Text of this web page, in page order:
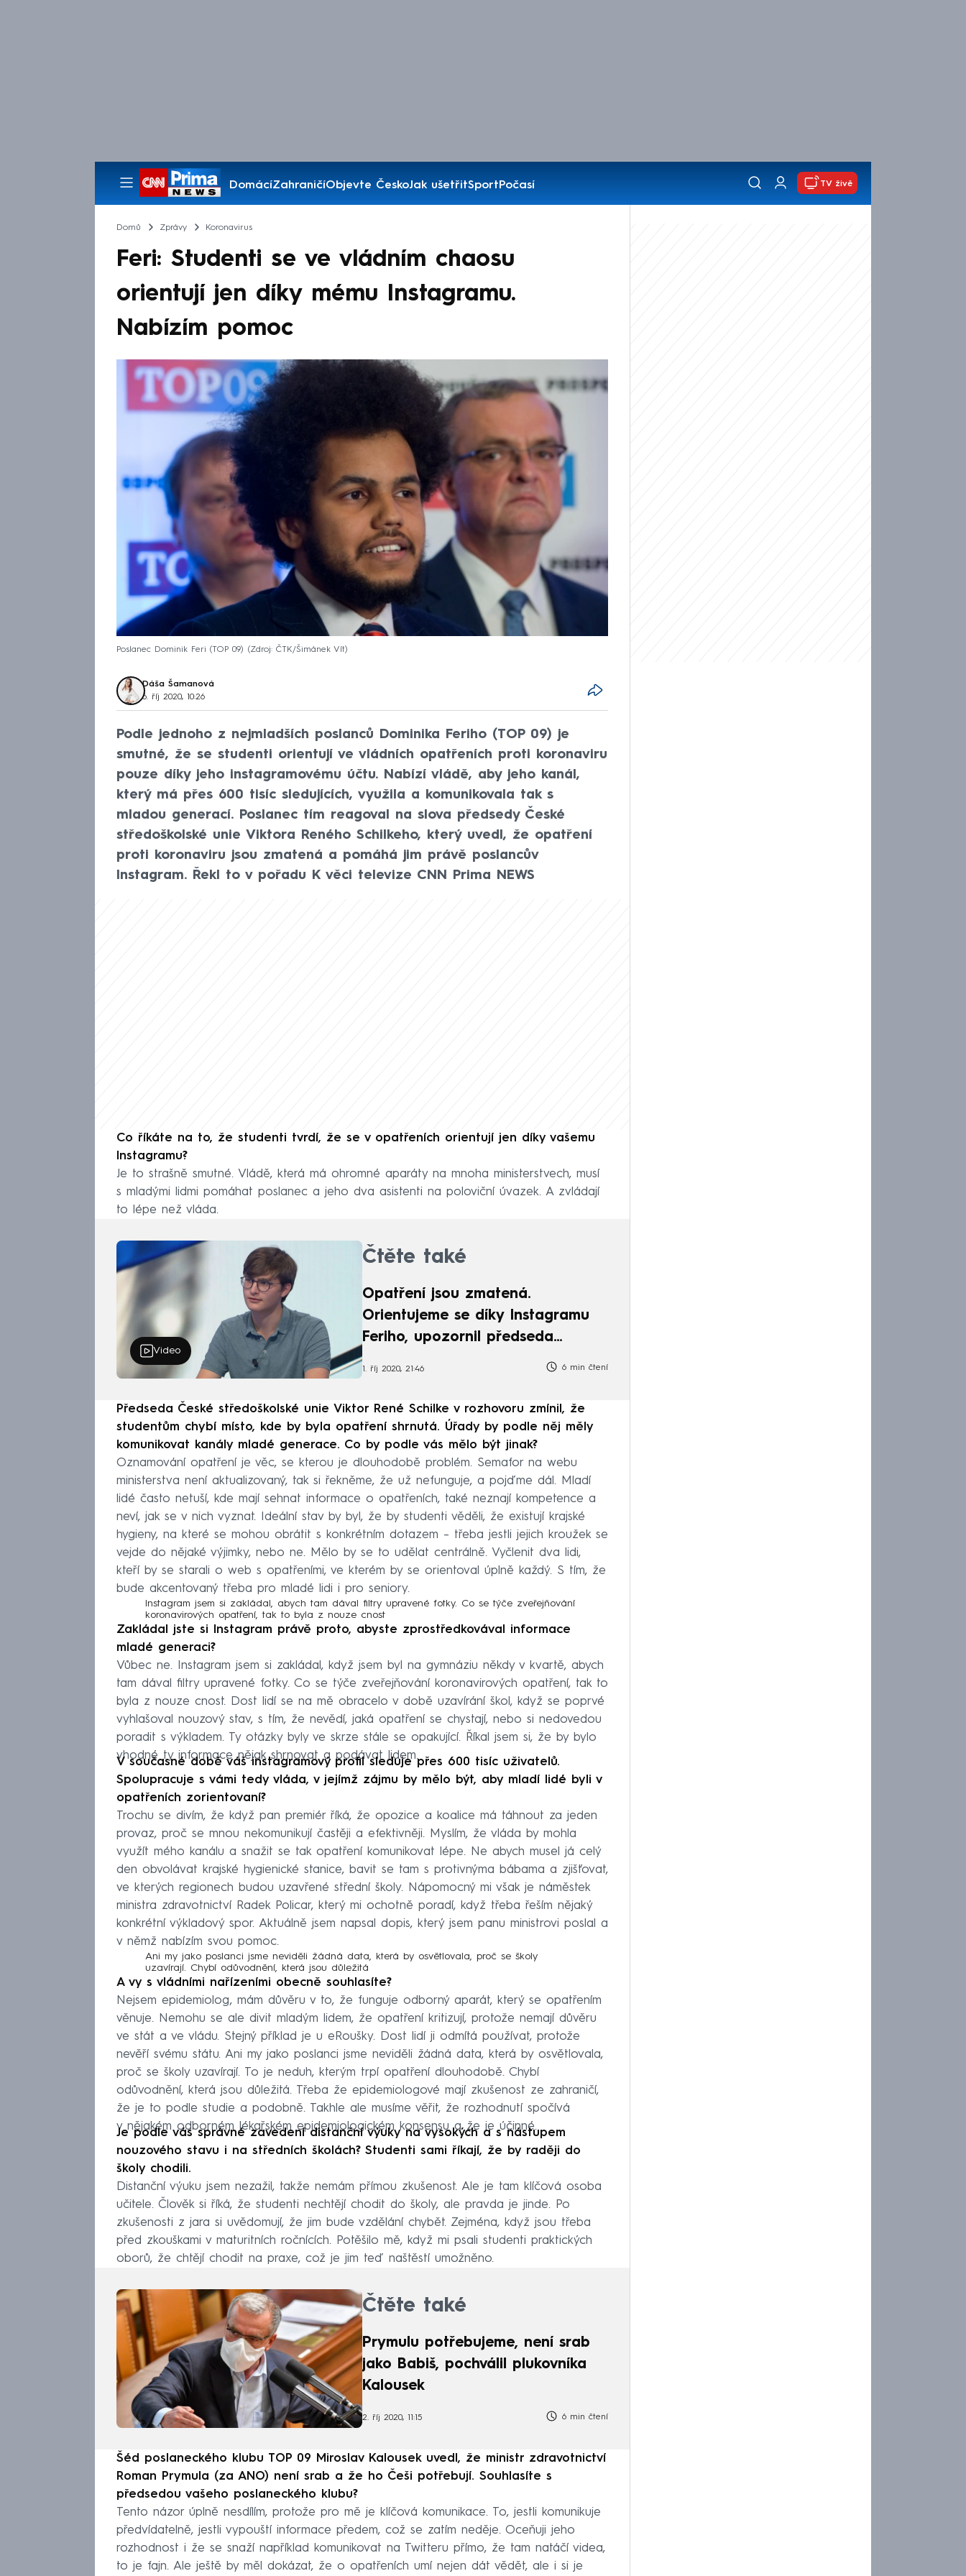
DomácíZahraničíObjevte ČeskoJak ušetřitSportPočasí
Pořady
TV živě
Domů Zprávy Koronavirus
Feri: Studenti se ve vládním chaosu
orientují jen díky mému Instagramu.
Nabízím pomoc
Poslanec Dominik Feri (TOP 09) Zdroj: ČTK/Šimánek Vít
Dáša Šamanová
6. říj 2020, 10:26
Podle jednoho z nejmladších poslanců Dominika Feriho (TOP 09) je
smutné, že se studenti orientují ve vládních opatřeních proti koronaviru
pouze díky jeho instagramovému účtu. Nabízí vládě, aby jeho kanál,
který má přes 600 tisíc sledujících, využila a komunikovala tak s
mladou generací. Poslanec tím reagoval na slova předsedy České
středoškolské unie Viktora Reného Schilkeho, který uvedl, že opatření
proti koronaviru jsou zmatená a pomáhá jim právě poslancův
Instagram. Řekl to v pořadu K věci televize CNN Prima NEWS
Co říkáte na to, že studenti tvrdí, že se v opatřeních orientují jen díky vašemu
Instagramu?
Je to strašně smutné. Vládě, která má ohromné aparáty na mnoha ministerstvech, musí
s mladými lidmi pomáhat poslanec a jeho dva asistenti na poloviční úvazek. A zvládají
to lépe než vláda.
Video
Čtěte také
Opatření jsou zmatená.
Orientujeme se díky Instagramu
Feriho, upozornil předseda
1. říj 2020, 21:46 6 min čtení
Předseda České středoškolské unie Viktor René Schilke v rozhovoru zmínil, že
studentům chybí místo, kde by byla opatření shrnutá. Úřady by podle něj měly
komunikovat kanály mladé generace. Co by podle vás mělo být jinak?
Oznamování opatření je věc, se kterou je dlouhodobě problém. Semafor na webu
ministerstva není aktualizovaný, tak si řekněme, že už nefunguje, a pojďme dál. Mladí
lidé často netuší, kde mají sehnat informace o opatřeních, také neznají kompetence a
neví, jak se v nich vyznat. Ideální stav by byl, že by studenti věděli, že existují krajské
hygieny, na které se mohou obrátit s konkrétním dotazem – třeba jestli jejich kroužek se
vejde do nějaké výjimky, nebo ne. Mělo by se to udělat centrálně. Vyčlenit dva lidi,
kteří by se starali o web s opatřeními, ve kterém by se orientoval úplně každý. S tím, že
bude akcentovaný třeba pro mladé lidi i pro seniory.
Instagram jsem si zakládal, abych tam dával filtry upravené fotky. Co se týče zveřejňování
koronavirových opatření, tak to byla z nouze cnost
Zakládal jste si Instagram právě proto, abyste zprostředkovával informace
mladé generaci?
Vůbec ne. Instagram jsem si zakládal, když jsem byl na gymnáziu někdy v kvartě, abych
tam dával filtry upravené fotky. Co se týče zveřejňování koronavirových opatření, tak to
byla z nouze cnost. Dost lidí se na mě obracelo v době uzavírání škol, když se poprvé
vyhlašoval nouzový stav, s tím, že nevědí, jaká opatření se chystají, nebo si nedovedou
poradit s výkladem. Ty otázky byly ve skrze stále se opakující. Říkal jsem si, že by bylo
vhodné ty informace nějak shrnovat a podávat lidem.
V současné době váš instagramový profil sleduje přes 600 tisíc uživatelů.
Spolupracuje s vámi tedy vláda, v jejímž zájmu by mělo být, aby mladí lidé byli v
opatřeních zorientovaní?
Trochu se divím, že když pan premiér říká, že opozice a koalice má táhnout za jeden
provaz, proč se mnou nekomunikují častěji a efektivněji. Myslím, že vláda by mohla
využít mého kanálu a snažit se tak opatření komunikovat lépe. Ne abych musel já celý
den obvolávat krajské hygienické stanice, bavit se tam s protivnýma bábama a zjišťovat,
ve kterých regionech budou uzavřené střední školy. Nápomocný mi však je náměstek
ministra zdravotnictví Radek Policar, který mi ochotně poradí, když třeba řeším nějaký
konkrétní výkladový spor. Aktuálně jsem napsal dopis, který jsem panu ministrovi poslal a
v němž nabízím svou pomoc.
Ani my jako poslanci jsme neviděli žádná data, která by osvětlovala, proč se školy
uzavírají. Chybí odůvodnění, která jsou důležitá
A vy s vládními nařízeními obecně souhlasíte?
Nejsem epidemiolog, mám důvěru v to, že funguje odborný aparát, který se opatřením
věnuje. Nemohu se ale divit mladým lidem, že opatření kritizují, protože nemají důvěru
ve stát a ve vládu. Stejný příklad je u eRoušky. Dost lidí ji odmítá používat, protože
nevěří svému státu. Ani my jako poslanci jsme neviděli žádná data, která by osvětlovala,
proč se školy uzavírají. To je neduh, kterým trpí opatření dlouhodobě. Chybí
odůvodnění, která jsou důležitá. Třeba že epidemiologové mají zkušenost ze zahraničí,
že je to podle studie a podobně. Takhle ale musíme věřit, že rozhodnutí spočívá
v nějakém odborném lékařském epidemiologickém konsensu a že je účinné.
Je podle vás správné zavedení distanční výuky na vysokých a s nástupem
nouzového stavu i na středních školách? Studenti sami říkají, že by raději do
školy chodili.
Distanční výuku jsem nezažil, takže nemám přímou zkušenost. Ale je tam klíčová osoba
učitele. Člověk si říká, že studenti nechtějí chodit do školy, ale pravda je jinde. Po
zkušenosti z jara si uvědomují, že jim bude vzdělání chybět. Zejména, když jsou třeba
před zkouškami v maturitních ročnících. Potěšilo mě, když mi psali studenti praktických
oborů, že chtějí chodit na praxe, což je jim teď naštěstí umožněno.
Čtěte také
Prymulu potřebujeme, není srab
jako Babiš, pochválil plukovníka
Kalousek
2. říj 2020, 11:15 6 min čtení
Šéd poslaneckého klubu TOP 09 Miroslav Kalousek uvedl, že ministr zdravotnictví
Roman Prymula (za ANO) není srab a že ho Češi potřebují. Souhlasíte s
předsedou vašeho poslaneckého klubu?
Tento názor úplně nesdílím, protože pro mě je klíčová komunikace. To, jestli komunikuje
předvídatelně, jestli vypouští informace předem, což se zatím neděje. Oceňuji jeho
rozhodnost i že se snaží například komunikovat na Twitteru přímo, že tam natáčí videa,
to je fajn. Ale ještě by měl dokázat, že o opatřeních umí nejen dát vědět, ale i si je